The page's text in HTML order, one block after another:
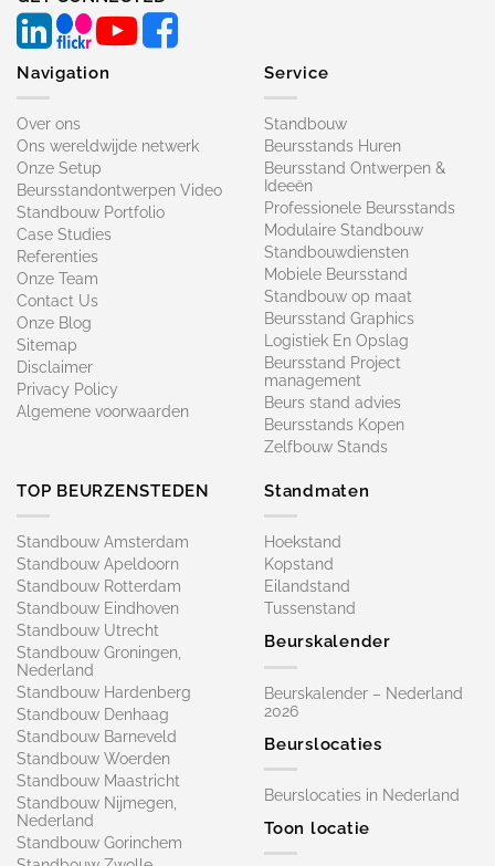
Navigation
Over ons
Ons wereldwijde netwerk
Onze Setup
Beursstandontwerpen Video
Standbouw Portfolio
Case Studies
Referenties
Onze Team
Contact Us
Onze Blog
Sitemap
Disclaimer
Privacy Policy
Algemene voorwaarden
Service
Standbouw
Beursstands Huren
Beursstand Ontwerpen &
Ideeën
Professionele Beursstands
Modulaire Standbouw
Standbouwdiensten
Mobiele Beursstand
Standbouw op maat​
Beursstand Graphics
Logistiek En Opslag
Beursstand Project
management
Beurs stand advies
Beursstands Kopen
Zelfbouw Stands
TOP BEURZENSTEDEN
Standbouw Amsterdam
Standbouw Apeldoorn
Standbouw Rotterdam
Standbouw Eindhoven
Standbouw Utrecht
Standbouw Groningen,
Nederland
Standbouw Hardenberg
Standbouw Denhaag
Standbouw Barneveld
Standbouw Woerden
Standbouw Maastricht
Standbouw Nijmegen,
Nederland
Standbouw Gorinchem
Standmaten
Hoekstand
Kopstand
Eilandstand
Tussenstand
Beurskalender
Beurskalender – Nederland
2026
Beurslocaties
Beurslocaties in Nederland
Toon locatie